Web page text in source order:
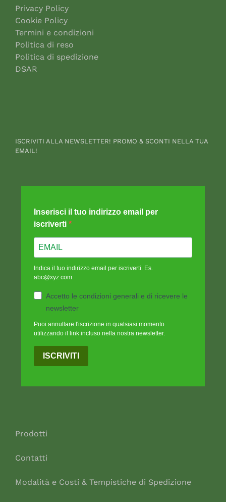
Privacy Policy
Cookie Policy
Termini e condizioni
Politica di reso
Politica di spedizione
DSAR
ISCRIVITI ALLA NEWSLETTER! PROMO & SCONTI NELLA TUA
EMAIL!
Inserisci il tuo indirizzo email per
iscriverti
Indica il tuo indirizzo email per iscriverti. Es.
abc@xyz.com
Accetto le condizioni generali e di ricevere le
newsletter
Puoi annullare l'iscrizione in qualsiasi momento
utilizzando il link incluso nella nostra newsletter.
ISCRIVITI
Prodotti
Contatti
Modalità e Costi & Tempistiche di Spedizione